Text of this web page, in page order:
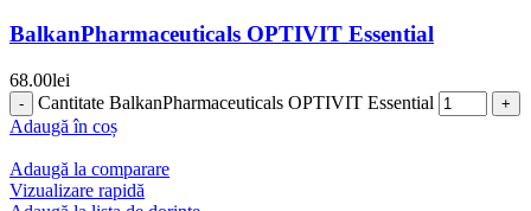
BalkanPharmaceuticals OPTIVIT Essential
68.00lei
Cantitate BalkanPharmaceuticals OPTIVIT Essential
Adaugă în coș
Adaugă la comparare
Vizualizare rapidă